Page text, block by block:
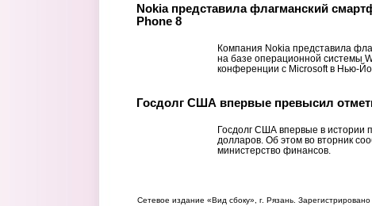
Nokia представила флагманский
Phone 8
Компания Nokia представила
на базе операционной системы
конференции с Microsoft в Нью-
Госдолг США впервые превысил
Госдолг США впервые в истории
долларов. Об этом во вторник
министерство финансов.
Сетевое издание «Вид сбоку», г. Рязань.